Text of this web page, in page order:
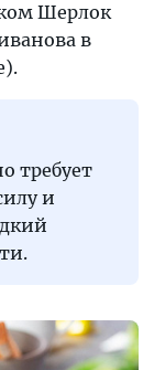
Шерлок
в
требует
и